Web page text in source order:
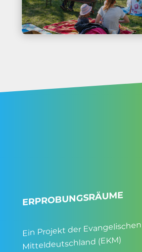
ERPROBUNGSRÄUME
Ein Projekt der
Mitteldeutschland (EKM)